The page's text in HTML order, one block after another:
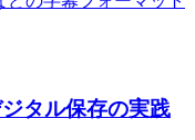
タル保存の実践